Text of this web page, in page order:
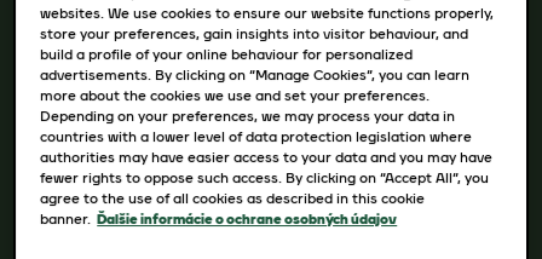
* Ochranná známka spoločnosti, ktorá nie je
prepojená s JACOBS DOUWE EGBERTS.
Intenzita : 8/12
Dostupné varianty
websites. We use cookies to ensure our website functions properly,
store your preferences, gain insights into visitor behaviour, and
build a profile of your online behaviour for personalized
advertisements. By clicking on “Manage Cookies”, you can learn
more about the cookies we use and set your preferences.
Depending on your preferences, we may process your data in
countries with a lower level of data protection legislation where
authorities may have easier access to your data and you may have
fewer rights to oppose such access. By clicking on “Accept All”, you
agree to the use of all cookies as described in this cookie
banner. Ďalšie informácie o ochrane osobných údajov